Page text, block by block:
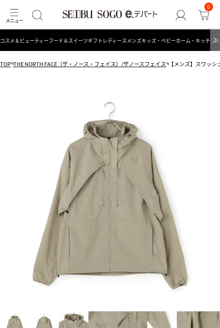
0
コスメ＆ビューティーフード＆スイーツギフト レディース メンズキッズ・ベビーホーム・キッチン
TOP THE NORTH FACE（ザ・ノース・フェイス）/ザノースフェイス 【メンズ】スワッ